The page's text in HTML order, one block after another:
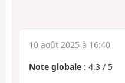
10 août 2025 à 16:40
Note globale : 4.3 / 5